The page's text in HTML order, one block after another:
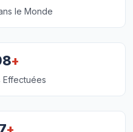
le Monde
+
Effectuées